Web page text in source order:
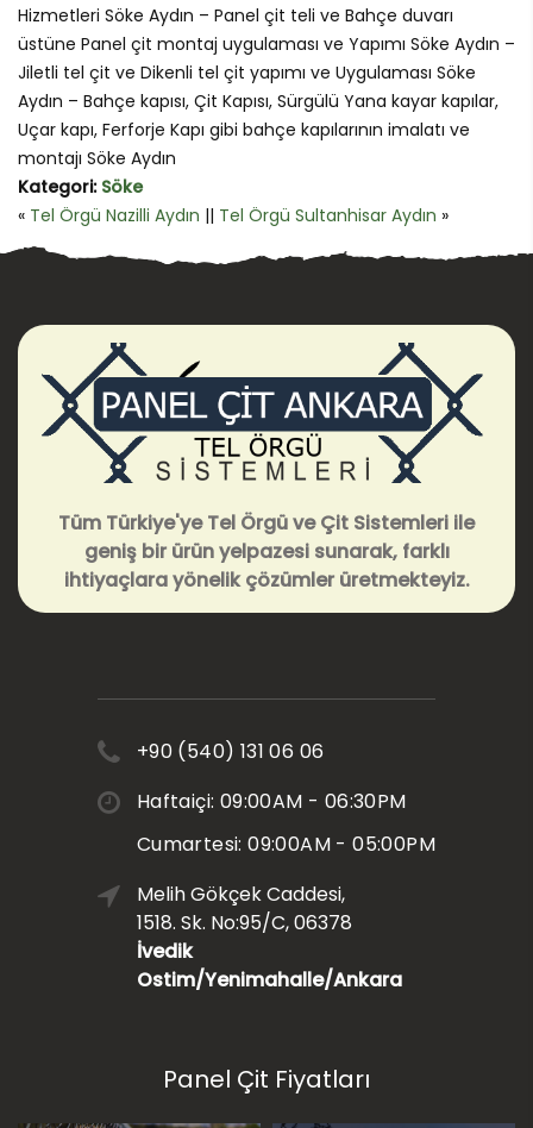
Hizmetleri Söke Aydın – Panel çit teli ve Bahçe duvarı
üstüne Panel çit montaj uygulaması ve Yapımı Söke Aydın –
Jiletli tel çit ve Dikenli tel çit yapımı ve Uygulaması Söke
Aydın – Bahçe kapısı, Çit Kapısı, Sürgülü Yana kayar kapılar,
Uçar kapı, Ferforje Kapı gibi bahçe kapılarının imalatı ve
montajı Söke Aydın
Kategori: Söke
« Tel Örgü Nazilli Aydın || Tel Örgü Sultanhisar Aydın »
Tüm Türkiye'ye Tel Örgü ve Çit Sistemleri ile
geniş bir ürün yelpazesi sunarak, farklı
ihtiyaçlara yönelik çözümler üretmekteyiz.
+90 (540) 131 06 06
Haftaiçi: 09:00AM - 06:30PM
Cumartesi: 09:00AM - 05:00PM
Melih Gökçek Caddesi,
1518. Sk. No:95/C, 06378
İvedik
Ostim/Yenimahalle/Ankara
Panel Çit Fiyatları